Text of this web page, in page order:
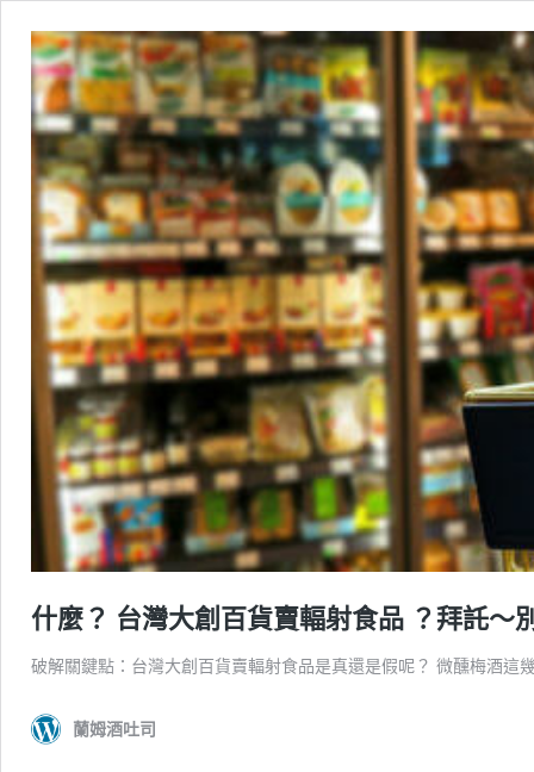
什麼？ 台灣大創百貨賣輻射食品 ？拜託～
破解關鍵點：台灣大創百貨賣輻射食品是真還是假呢？ 微醺梅酒
蘭姆酒吐司